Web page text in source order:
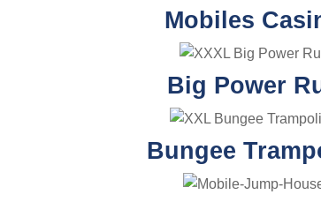
Mobiles
Big Power
Bungee